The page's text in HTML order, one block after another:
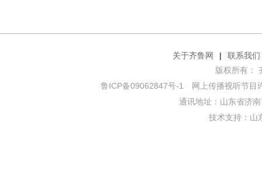
关于齐鲁网 |
联系我们
版权所有：
鲁ICP备09062847号-1
网上传播视听节目
通讯地址：山东省济
技术支持： 山